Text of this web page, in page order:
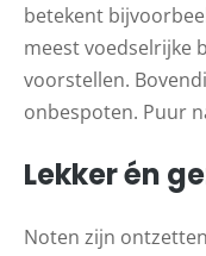
betekent
meest voedselrijke
voorstellen.
onbespoten. Puur
Lekker én
Noten zijn